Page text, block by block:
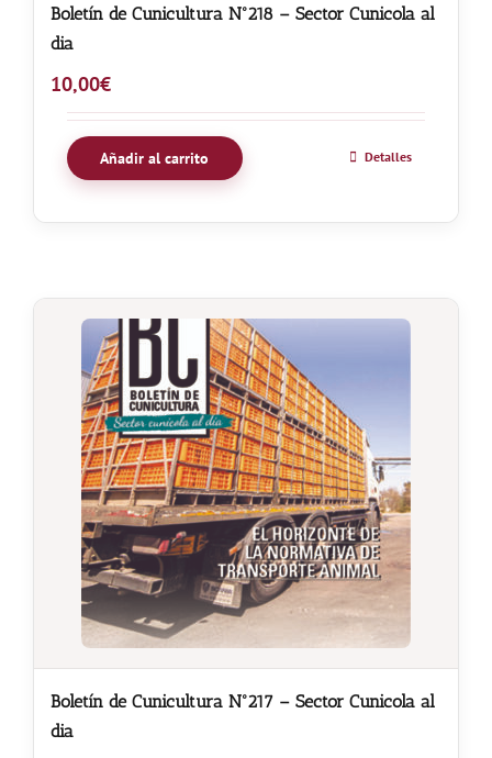
Boletín de Cunicultura Nº218 – Sector Cunicola al
dia
10,00€
Añadir al carrito Detalles
Boletín de Cunicultura Nº217 – Sector Cunicola al
dia